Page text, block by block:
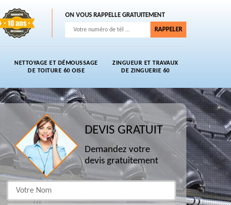
ON VOUS RAPPELLE GRATUITEMENT
NETTOYAGE ET DÉMOUSSAGE
DE TOITURE 60 OISE
ZINGUEUR ET TRAVAUX
DE ZINGUERIE 60
DEVIS GRATUIT
Demandez votre
devis gratuitement